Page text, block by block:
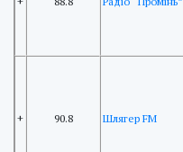
+ 90.8 Шлягер FM